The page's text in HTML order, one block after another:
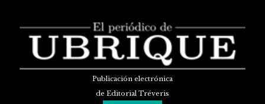
Publicación electrónica
de Editorial Tréveris